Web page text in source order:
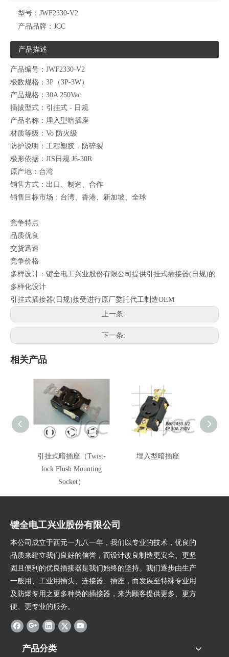
型号： JWF2330-V2
产品品牌： JCC
产品描述
产品编号：JWF2330-V2
极数规格：3P（3P-3W）
产品规格：30A 250Vac
插拔型式：引挂式 - 日规
产品名称：埋入型暗插座
材质等级：Vo 防火级
防护说明：工程塑胶．防碎裂
极形依据：JIS日规 J6-30R
原产地：台湾
销售方式：出口、制造、合作
销售目标市场：台湾、香港、新加坡、全球
竞争特点
品质优良
交货迅速
竞争价格
多样设计：键全电工兴业股份有限公司提供引挂式插接器(日规)的
多样化设计
引挂式插接器(日规)接受进行原厂委託代工制造OEM
上一条:
下一条:
相关产品
引挂式暗插座（Twist-
lock Flush Mounting
Socket）
埋入型暗插座
键全电工兴业股份有限公司
本公司成立于西元一九八一年，我们以专业的技术，优良的
品质来建立我们良好的信誉，而设计改良制造更安全、更坚
固且便利的优良插接器是我们始终的坚持。我们逐步由生产
一般用、工业用插头、连接器、插座，而发展至特殊专业用
及防爆专用之更多种类的插接器，来为顾客提供更多、更方
便、更专业的服务。
产品分类